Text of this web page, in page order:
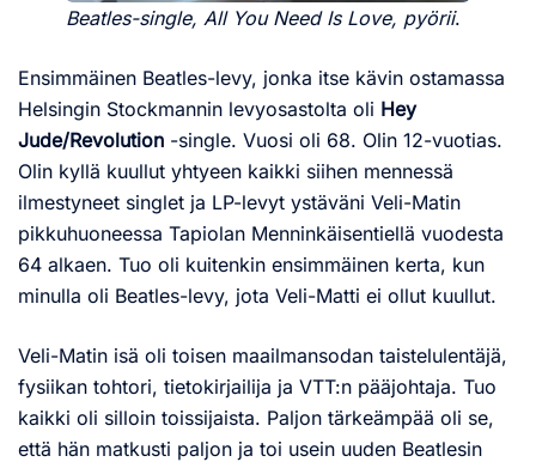
Beatles-single, All You Need Is Love, pyörii.
Ensimmäinen Beatles-levy, jonka itse kävin ostamassa
Helsingin Stockmannin levyosastolta oli Hey
Jude/Revolution -single. Vuosi oli 68. Olin 12-vuotias.
Olin kyllä kuullut yhtyeen kaikki siihen mennessä
ilmestyneet singlet ja LP-levyt ystäväni Veli-Matin
pikkuhuoneessa Tapiolan Menninkäisentiellä vuodesta
64 alkaen. Tuo oli kuitenkin ensimmäinen kerta, kun
minulla oli Beatles-levy, jota Veli-Matti ei ollut kuullut.
Veli-Matin isä oli toisen maailmansodan taistelulentäjä,
fysiikan tohtori, tietokirjailija ja VTT:n pääjohtaja. Tuo
kaikki oli silloin toissijaista. Paljon tärkeämpää oli se,
että hän matkusti paljon ja toi usein uuden Beatlesin